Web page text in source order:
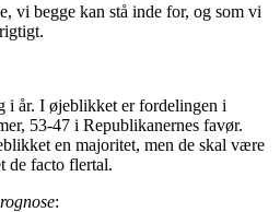
vi begge kan stå inde for, og som vi
i år. I øjeblikket er fordelingen i
53-47 i Republikanernes favør.
en majoritet, men de skal være
de facto flertal.
: